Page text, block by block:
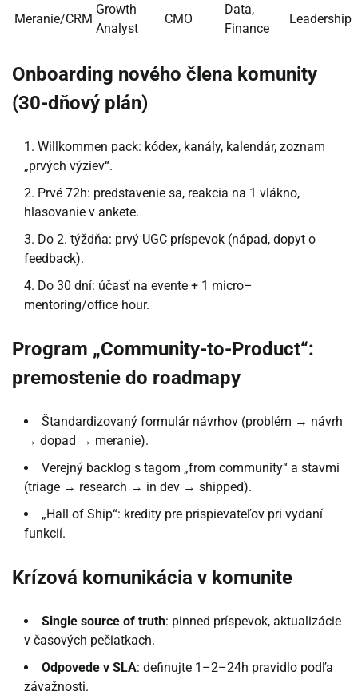
Meranie/CRM
Growth
Analyst
CMO
Data,
Finance
Leadership
Onboarding nového člena komunity
(30-dňový plán)
Willkommen pack: kódex, kanály, kalendár, zoznam
„prvých výziev“.
Prvé 72h: predstavenie sa, reakcia na 1 vlákno,
hlasovanie v ankete.
Do 2. týždňa: prvý UGC príspevok (nápad, dopyt o
feedback).
Do 30 dní: účasť na evente + 1 micro–
mentoring/office hour.
Program „Community-to-Product“:
premostenie do roadmapy
Štandardizovaný formulár návrhov (problém → návrh
→ dopad → meranie).
Verejný backlog s tagom „from community“ a stavmi
(triage → research → in dev → shipped).
„Hall of Ship“: kredity pre prispievateľov pri vydaní
funkcií.
Krízová komunikácia v komunite
Single source of truth: pinned príspevok, aktualizácie
v časových pečiatkach.
Odpovede v SLA: definujte 1–2–24h pravidlo podľa
závažnosti.